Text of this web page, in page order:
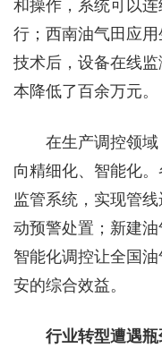
和操作，系统可以
行；西南油气田应
技术后，设备在线
本降低了百余万元。
在生产调控领域
向精细化、智能化
监管系统，实现管
动预警处置；新建
智能化调控让全国
安的综合效益。
行业转型遭遇瓶